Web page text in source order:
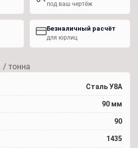
под ваш чертёж
Безналичный расчёт
для юрлиц
/ тонна
Сталь У8А
90 мм
90
1435